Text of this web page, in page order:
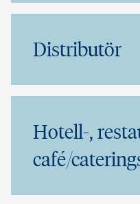
Distributör
Hotell-,
café/